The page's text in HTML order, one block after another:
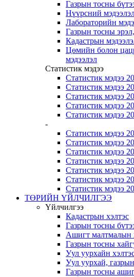
Газрын тосны
Нүүрсний
Лабораторийн
Газрын тосны
Кадастрын
Цөмийн болон
мэдээлэл
Статистик мэдээ
Статистик мэдээ
Статистик мэдээ
Статистик мэдээ
Статистик мэдээ
Статистик мэдээ
-
Статистик мэдээ
Статистик мэдээ
Статистик мэдээ
Статистик мэдээ
Статистик мэдээ
Статистик мэдээ
Статистик мэдээ
ТӨРИЙН ҮЙЛЧИЛГЭЭ
Үйлчилгээ
Кадастрын хэлтэс
Газрын тосны
Ашигт малтмалын
Газрын тосны
Уул уурхайн
Уул уурхай,
Газрын тосны